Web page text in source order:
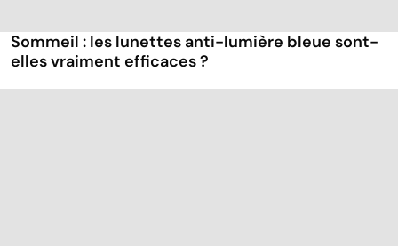
Sommeil : les lunettes anti-lumière bleue sont-
elles vraiment efficaces ?